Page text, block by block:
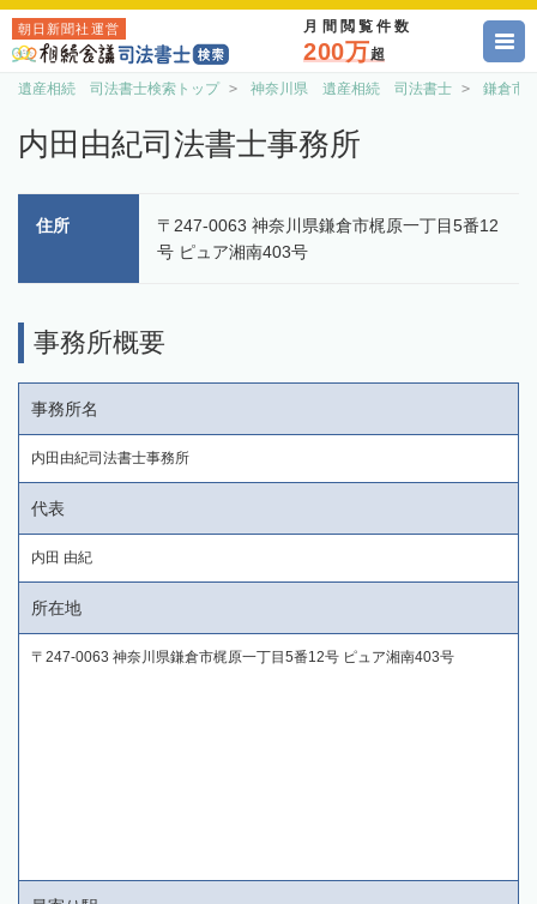
朝日新聞社運営 月間閲覧件数
200万超
遺産相続 司法書士検索トップ 神奈川県 遺産相続 司法書士 鎌倉市
内田由紀司法書士事務所
住所
〒247-0063 神奈川県鎌倉市梶原一丁目5番12
号 ピュア湘南403号
事務所概要
事務所名
内田由紀司法書士事務所
代表
内田 由紀
所在地
〒247-0063 神奈川県鎌倉市梶原一丁目5番12号 ピュア湘南403号